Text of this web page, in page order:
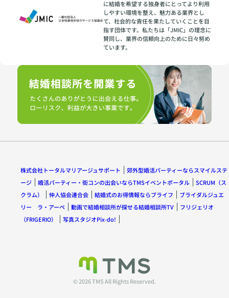
に結婚を希望する独身者にとってより利用
しやすい環境を整え、魅力ある業界とし
て、社会的な責任を果たしていくことを目
指す団体です。私たちは「JMIC」の理念に
賛同し、業界の信頼向上のために日々努め
ています。
株式会社トータルマリアージュサポート
郊外型婚活パーティーならスマイルステ
ージ
婚活パーティー・街コンの出会いならTMSイベントポータル
SCRUM（ス
クラム）
仲人協会連合会 結婚式のお得情報ならブライフ
ブライダルジュエ
リー ラ・アーペ
動画で結婚相談所が探せる結婚相談所TV
フリジェリオ
（FRIGERIO）
写真スタジオPix-do!
© 2026 TMS All Rights Reserved.